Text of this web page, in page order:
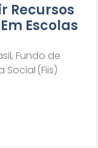
Recursos
Escolas
Fundo de
(Fiis)